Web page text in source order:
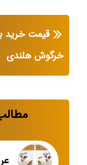
قیمت خرید
خرگوش هلندی